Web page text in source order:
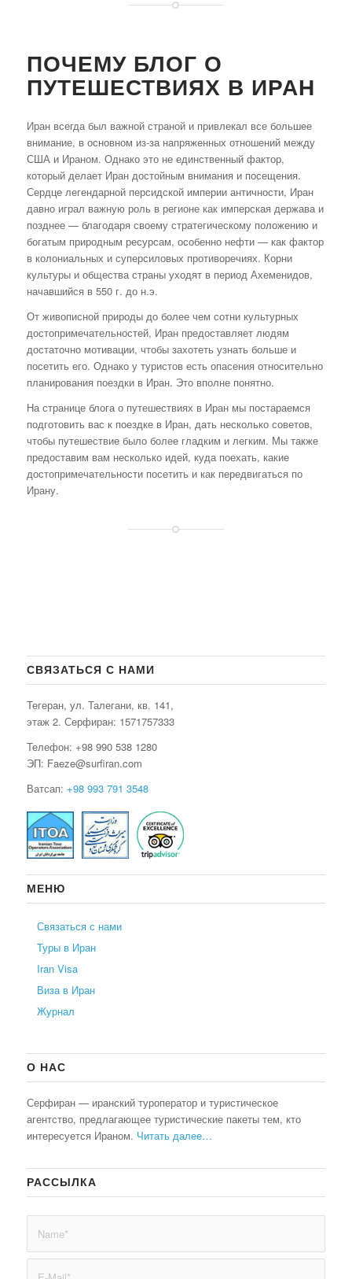
ПОЧЕМУ БЛОГ О
ПУТЕШЕСТВИЯХ В ИРАН
Иран всегда был важной страной и привлекал все большее
внимание, в основном из-за напряженных отношений между
США и Ираном. Однако это не единственный фактор,
который делает Иран достойным внимания и посещения.
Сердце легендарной персидской империи античности, Иран
давно играл важную роль в регионе как имперская держава и
позднее — благодаря своему стратегическому положению и
богатым природным ресурсам, особенно нефти — как фактор
в колониальных и суперсиловых противоречиях. Корни
культуры и общества страны уходят в период Ахеменидов,
начавшийся в 550 г. до н.э.
От живописной природы до более чем сотни культурных
достопримечательностей, Иран предоставляет людям
достаточно мотивации, чтобы захотеть узнать больше и
посетить его. Однако у туристов есть опасения относительно
планирования поездки в Иран. Это вполне понятно.
На странице блога о путешествиях в Иран мы постараемся
подготовить вас к поездке в Иран, дать несколько советов,
чтобы путешествие было более гладким и легким. Мы также
предоставим вам несколько идей, куда поехать, какие
достопримечательности посетить и как передвигаться по
Ирану.
СВЯЗАТЬСЯ С НАМИ
Тегеран, ул. Талегани, кв. 141,
этаж 2. Серфиран: 1571757333
Телефон: +98 990 538 1280
ЭП: Faeze@surfiran.com
Ватсап: +98 993 791 3548
МЕНЮ
Связаться с нами
Туры в Иран
Iran Visa
Виза в Иран
Журнал
О НАС
Серфиран — иранский туроператор и туристическое
агентство, предлагающее туристические пакеты тем, кто
интересуется Ираном. Читать далее…
РАССЫЛКА